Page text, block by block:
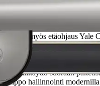
ovea. Voit jakaa
sitä tarvitsevalle puhelimesi
vieraat pääsevät kätevästi
myös etäohjaus Yale
Älylukko on suunniteltu ja
vaativia olosuhteita. *
riippuu puhelimen mallista ja
Mobiilikäyttö suoraan
helppo hallinnointi modernilla